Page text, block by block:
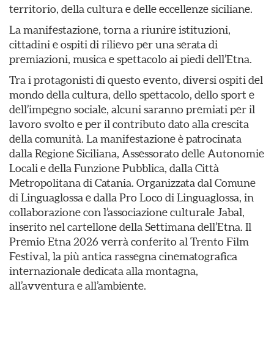
territorio, della cultura e delle eccellenze siciliane.
La manifestazione, torna a riunire istituzioni,
cittadini e ospiti di rilievo per una serata di
premiazioni, musica e spettacolo ai piedi dell’Etna.
Tra i protagonisti di questo evento, diversi ospiti del
mondo della cultura, dello spettacolo, dello sport e
dell’impegno sociale, alcuni saranno premiati per il
lavoro svolto e per il contributo dato alla crescita
della comunità. La manifestazione è patrocinata
dalla Regione Siciliana, Assessorato delle Autonomie
Locali e della Funzione Pubblica, dalla Città
Metropolitana di Catania. Organizzata dal Comune
di Linguaglossa e dalla Pro Loco di Linguaglossa, in
collaborazione con l’associazione culturale Jabal,
inserito nel cartellone della Settimana dell’Etna. Il
Premio Etna 2026 verrà conferito al Trento Film
Festival, la più antica rassegna cinematografica
internazionale dedicata alla montagna,
all’avventura e all’ambiente.